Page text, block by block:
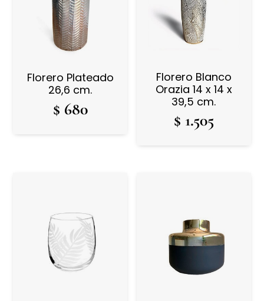
Florero Plateado
26,6 cm.
$ 680
Florero Blanco
Orazia 14 x 14 x
39,5 cm.
$ 1.505